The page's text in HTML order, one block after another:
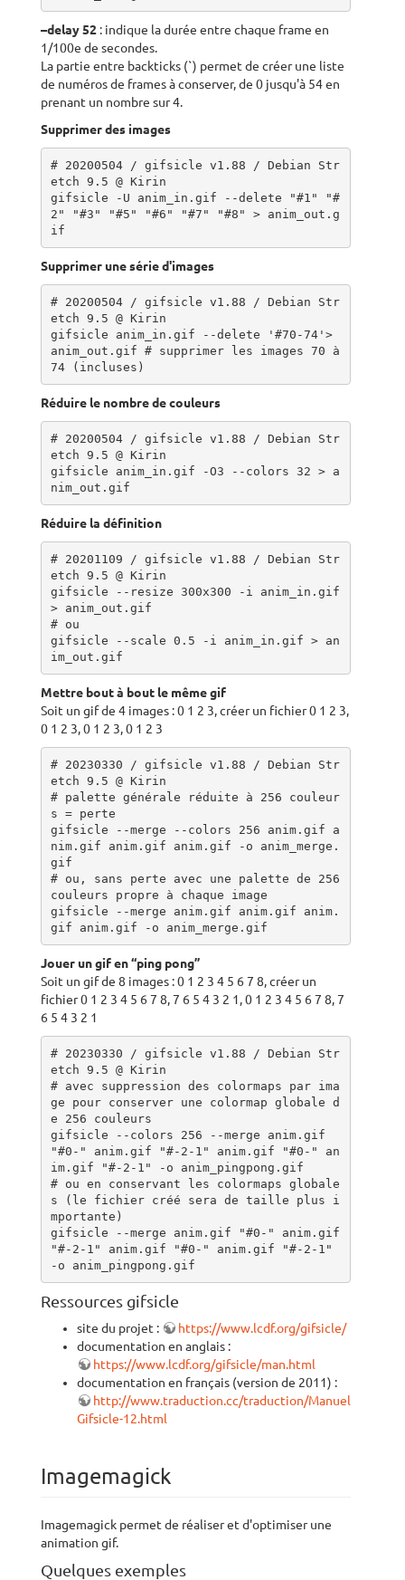
–delay 52 : indique la durée entre chaque frame en
1/100e de secondes.
La partie entre backticks (`) permet de créer une liste
de numéros de frames à conserver, de 0 jusqu'à 54 en
prenant un nombre sur 4.
Supprimer des images
# 20200504 / gifsicle v1.88 / Debian Str
etch 9.5 @ Kirin
gifsicle -U anim_in.gif --delete "#1" "#
2" "#3" "#5" "#6" "#7" "#8" > anim_out.g
if
Supprimer une série d'images
# 20200504 / gifsicle v1.88 / Debian Str
etch 9.5 @ Kirin
gifsicle anim_in.gif --delete '#70-74'>
anim_out.gif # supprimer les images 70 à
74 (incluses)
Réduire le nombre de couleurs
# 20200504 / gifsicle v1.88 / Debian Str
etch 9.5 @ Kirin
gifsicle anim_in.gif -O3 --colors 32 > a
nim_out.gif
Réduire la définition
# 20201109 / gifsicle v1.88 / Debian Str
etch 9.5 @ Kirin
gifsicle --resize 300x300 -i anim_in.gif
> anim_out.gif
# ou
gifsicle --scale 0.5 -i anim_in.gif > an
im_out.gif
Mettre bout à bout le même gif
Soit un gif de 4 images : 0 1 2 3, créer un fichier 0 1 2 3,
0 1 2 3, 0 1 2 3, 0 1 2 3
# 20230330 / gifsicle v1.88 / Debian Str
etch 9.5 @ Kirin
# palette générale réduite à 256 couleur
s = perte
gifsicle --merge --colors 256 anim.gif a
nim.gif anim.gif anim.gif -o anim_merge.
gif
# ou, sans perte avec une palette de 256
couleurs propre à chaque image
gifsicle --merge anim.gif anim.gif anim.
gif anim.gif -o anim_merge.gif
Jouer un gif en “ping pong”
Soit un gif de 8 images : 0 1 2 3 4 5 6 7 8, créer un
fichier 0 1 2 3 4 5 6 7 8, 7 6 5 4 3 2 1, 0 1 2 3 4 5 6 7 8, 7
6 5 4 3 2 1
# 20230330 / gifsicle v1.88 / Debian Str
etch 9.5 @ Kirin
# avec suppression des colormaps par ima
ge pour conserver une colormap globale d
e 256 couleurs
gifsicle --colors 256 --merge anim.gif
"#0-" anim.gif "#-2-1" anim.gif "#0-" an
im.gif "#-2-1" -o anim_pingpong.gif
# ou en conservant les colormaps globale
s (le fichier créé sera de taille plus i
mportante)
gifsicle --merge anim.gif "#0-" anim.gif
"#-2-1" anim.gif "#0-" anim.gif "#-2-1"
-o anim_pingpong.gif
Ressources gifsicle
site du projet :
https://www.lcdf.org/gifsicle/
documentation en anglais :
https://www.lcdf.org/gifsicle/man.html
documentation en français (version de 2011) :
http://www.traduction.cc/traduction/Manuel-
Gifsicle-12.html
Imagemagick
Imagemagick permet de réaliser et d'optimiser une
animation gif.
Quelques exemples